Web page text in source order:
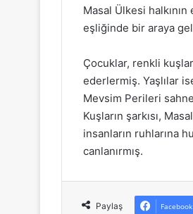
Masal Ülkesi
eşliğinde bir araya
Çocuklar, renkli
ederlermiş. Yaşlılar
Mevsim Perileri
Kuşların şarkısı,
insanların ruhlarına
canlanırmış.
Paylaş Facebook